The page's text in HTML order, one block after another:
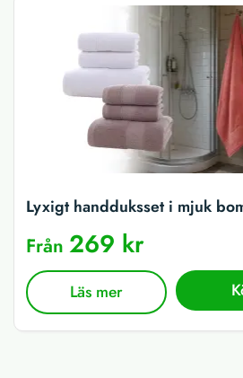
Lyxigt handduksset i mjuk
Från 269 kr
Läs mer